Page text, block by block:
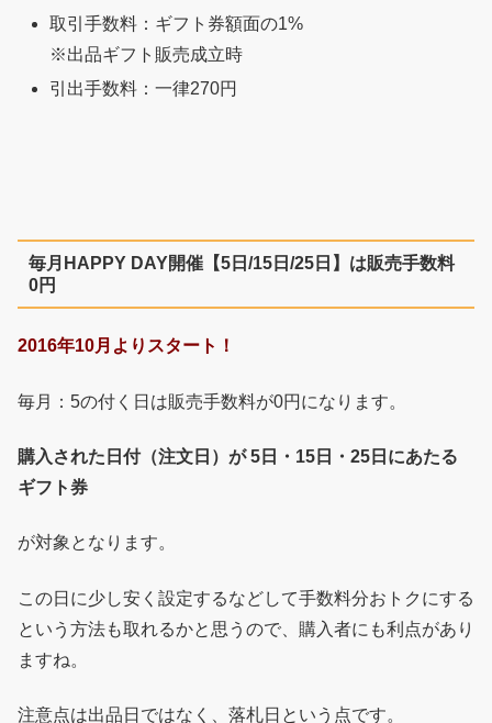
取引手数料：ギフト券額面の1%
※出品ギフト販売成立時
引出手数料：一律270円
毎月HAPPY DAY開催【5日/15日/25日】は販売手数料
0円
2016年10月よりスタート！
毎月：5の付く日は販売手数料が0円になります。
購入された日付（注文日）が 5日・15日・25日にあたる
ギフト券
が対象となります。
この日に少し安く設定するなどして手数料分おトクにする
という方法も取れるかと思うので、購入者にも利点があり
ますね。
注意点は出品日ではなく、落札日という点です。